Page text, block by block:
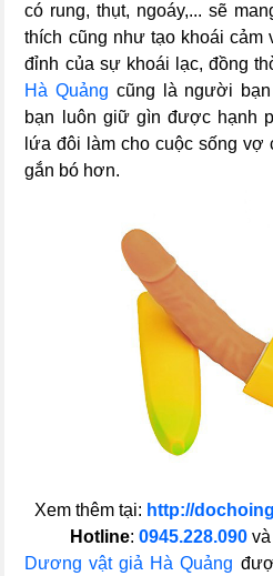
có rung, thụt, ngoáy,... sẽ
thích cũng như tạo khoái cảm
đỉnh của sự khoái lạc, đồng
Hà Quảng cũng là người
bạn luôn giữ gìn được hạnh
lứa đôi làm cho cuộc sống vợ
gắn bó hơn.
Xem thêm tại: http://
Hotline: 0945.228.090và
Dương vật giả Hà Quảng